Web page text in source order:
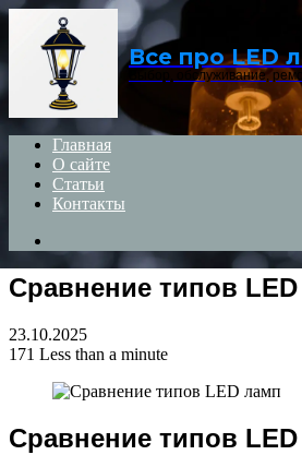
Menu
Все про LED
Выбор, обслуживание,
Главная
О сайте
Статьи
Контакты
for
Сравнение типов
23.10.2025
171 Less than a minute
Сравнение типов